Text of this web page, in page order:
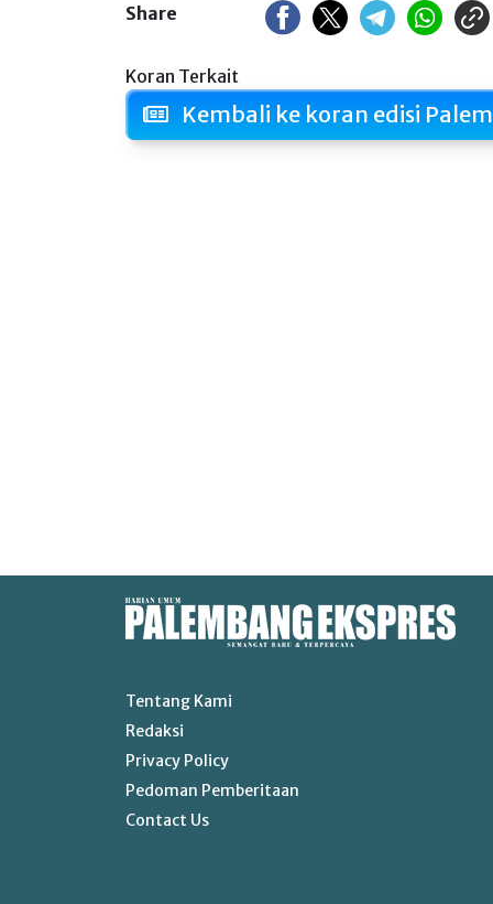
Share
Koran Terkait
Kembali ke koran edisi
Tentang Kami
Redaksi
Privacy Policy
Pedoman Pemberitaan
Contact Us